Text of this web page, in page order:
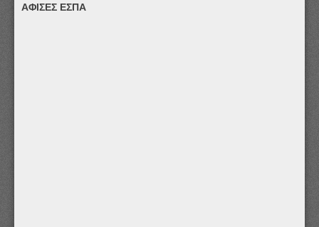
ΑΦΙΣΕΣ ΕΣΠΑ